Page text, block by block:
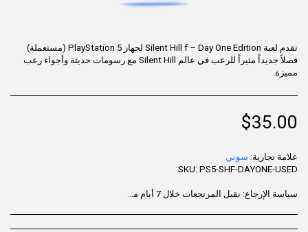
تقدم لعبة Silent Hill f – Day One Edition لجهاز PlayStation 5 (مستعملة)
فصلاً جديداً مثيراً للرعب في عالم Silent Hill مع رسومات حديثة وأجواء رعب
مميزة.
$35.00
علامة تجارية: سوني
SKU: PS5-SHF-DAYONE-USED
سياسة الإرجاع: نقبل المرتجعات خلال 7 أيام من تاريخ التسليم للمنتجات غير المستخدمة، والموجودة في عبوتها الأصلية، مع جميع الملحقات. قد لا تكون بعض المنتجات قابلة للإرجاع؛ يُرجى مراجعة صفحة المنتج للاطلاع على التفاصيل. لبدء عملية الإرجاع، يُرجى التواصل مع خدمة دعم العملاء.